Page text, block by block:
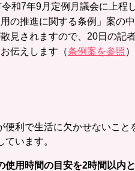
和7年9月定例月議会に上程
の推進に関する条例」案の
見されますので、20日の記
伝えします（条例案を参照 ）
便利で生活に欠かせないこと
います。
使用時間の目安を2時間以内